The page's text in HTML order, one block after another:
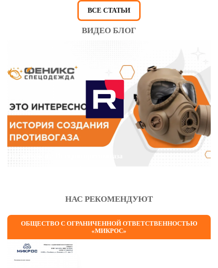
ВСЕ СТАТЬИ
ВИДЕО БЛОГ
НАС РЕКОМЕНДУЮТ
ОБЩЕСТВО С ОГРАНИЧЕННОЙ ОТВЕТСТВЕННОСТЬЮ
«МИКРОС»